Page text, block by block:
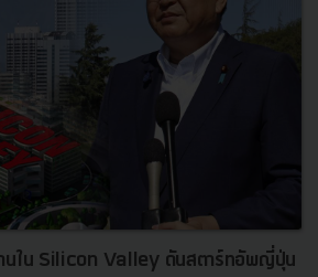
านใน Silicon Valley ดันสตาร์ทอัพญี่ปุ่น